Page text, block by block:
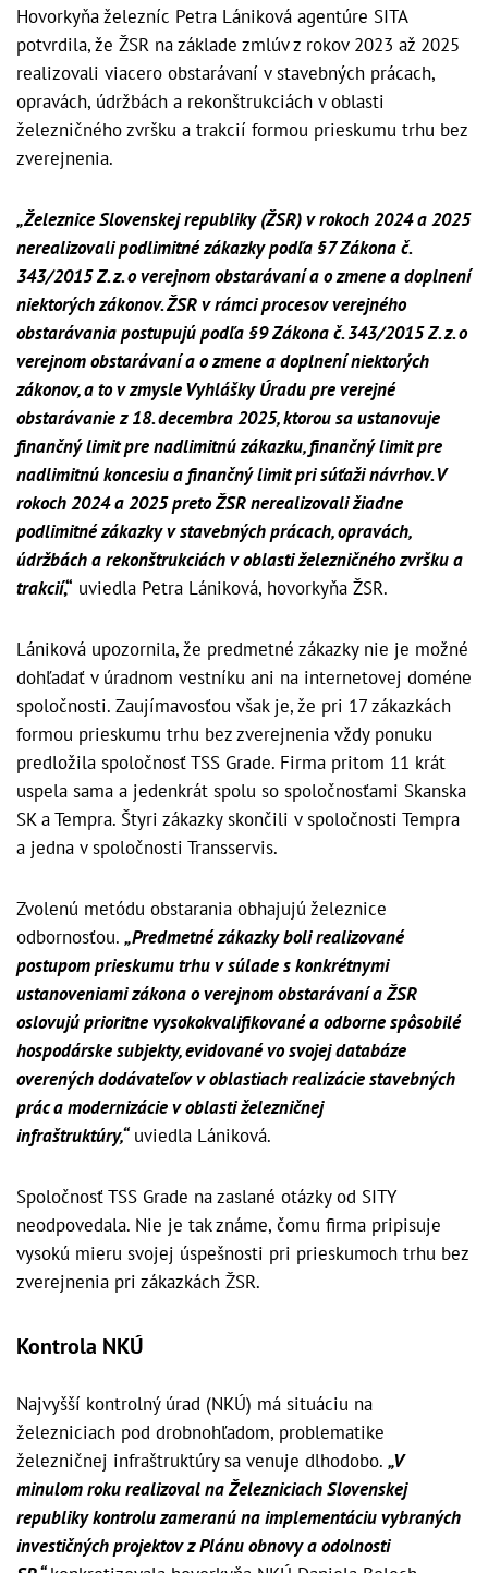
Hovorkyňa železníc Petra Lániková agentúre SITA
potvrdila, že ŽSR na základe zmlúv z rokov 2023 až 2025
realizovali viacero obstarávaní v stavebných prácach,
opravách, údržbách a rekonštrukciách v oblasti
železničného zvršku a trakcií formou prieskumu trhu bez
zverejnenia.
„Železnice Slovenskej republiky (ŽSR) v rokoch 2024 a 2025
nerealizovali podlimitné zákazky podľa §7 Zákona č.
343/2015 Z. z. o verejnom obstarávaní a o zmene a doplnení
niektorých zákonov. ŽSR v rámci procesov verejného
obstarávania postupujú podľa §9 Zákona č. 343/2015 Z. z. o
verejnom obstarávaní a o zmene a doplnení niektorých
zákonov, a to v zmysle Vyhlášky Úradu pre verejné
obstarávanie z 18. decembra 2025, ktorou sa ustanovuje
finančný limit pre nadlimitnú zákazku, finančný limit pre
nadlimitnú koncesiu a finančný limit pri súťaži návrhov. V
rokoch 2024 a 2025 preto ŽSR nerealizovali žiadne
podlimitné zákazky v stavebných prácach, opravách,
údržbách a rekonštrukciách v oblasti železničného zvršku a
trakcií,“ uviedla Petra Lániková, hovorkyňa ŽSR.
Lániková upozornila, že predmetné zákazky nie je možné
dohľadať v úradnom vestníku ani na internetovej doméne
spoločnosti. Zaujímavosťou však je, že pri 17 zákazkách
formou prieskumu trhu bez zverejnenia vždy ponuku
predložila spoločnosť TSS Grade. Firma pritom 11 krát
uspela sama a jedenkrát spolu so spoločnosťami Skanska
SK a Tempra. Štyri zákazky skončili v spoločnosti Tempra
a jedna v spoločnosti Transservis.
Zvolenú metódu obstarania obhajujú železnice
odbornosťou. „Predmetné zákazky boli realizované
postupom prieskumu trhu v súlade s konkrétnymi
ustanoveniami zákona o verejnom obstarávaní a ŽSR
oslovujú prioritne vysokokvalifikované a odborne spôsobilé
hospodárske subjekty, evidované vo svojej databáze
overených dodávateľov v oblastiach realizácie stavebných
prác a modernizácie v oblasti železničnej
infraštruktúry,“uviedla Lániková.
Spoločnosť TSS Grade na zaslané otázky od SITY
neodpovedala. Nie je tak známe, čomu firma pripisuje
vysokú mieru svojej úspešnosti pri prieskumoch trhu bez
zverejnenia pri zákazkách ŽSR.
Kontrola NKÚ
Najvyšší kontrolný úrad (NKÚ) má situáciu na
železniciach pod drobnohľadom, problematike
železničnej infraštruktúry sa venuje dlhodobo. „V
minulom roku realizoval na Železniciach Slovenskej
republiky kontrolu zameranú na implementáciu vybraných
investičných projektov z Plánu obnovy a odolnosti